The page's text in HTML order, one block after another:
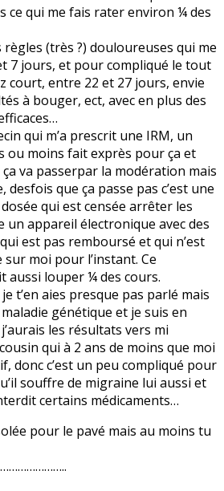
ce qui me fais rater environ ¼ des
règles (très ?) douloureuses qui me
7 jours, et pour compliqué le tout
court, entre 22 et 27 jours, envie
à bouger, ect, avec en plus des
qui m’a prescrit une IRM, un
ou moins fait exprès pour ça et
va passerpar la modération mais
desfois que ça passe pas c’est une
qui est censée arrêter les
un appareil électronique avec des
est pas remboursé et qui n’est
moi pour l’instant. Ce
aussi louper ¼ des cours.
t’en aies presque pas parlé mais
génétique et je suis en
les résultats vers mi
qui à 2 ans de moins que moi
donc c’est un peu compliqué pour
souffre de migraine lui aussi et
certains médicaments…
pour le pavé mais au moins tu